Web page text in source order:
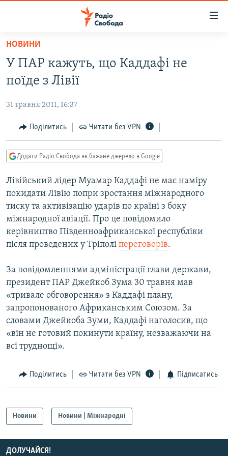
Перейти
основного
матеріалу
до
навігації
Перейти
до
ПОЛІТИКА
ЕКОНОМІКА
КУЛЬТУРА
СПОРТ
СВІТ
ВІЙНА
РОСІЙСЬКА «ФІЛЬТРАЦІЯ»
КРИМ.РЕАЛІЇ
ТИ ЯК?
СХЕМИ
КИТАЙ.ВИКЛИКИ
МУЛЬТИМЕДІА
СПЕЦПРОЄКТИ
ПОДКАСТИ
КРИМ РЕАЛІЇ
РУС
УКР
КТАТ
НОВИНИ
У ПАР кажуть, що Каддафі не
поїде з Лівії
31 травня 2011, 16:37
Поділитись Читати без VPN
Додати Радіо Свобода як бажане джерело в Google
Лівійський лідер Муамар Каддафі не має наміру
покидати Лівію попри зростання міжнародного
тиску та активізацію ударів по країні з боку
міжнародної авіації. Про це повідомило
керівництво Південноафриканської республіки
після проведених у Тріполі переговорів.
За повідомленнями адміністрації глави держави,
президент ПАР Джейкоб Зума 30 травня мав
«тривале обговорення» з Каддафі плану,
запропонованого Африканським Союзом. За
словами Джейкоба Зуми, Каддафі наголосив, що
«він не готовий покинути країну, незважаючи на
всі труднощі».
Поділитись Читати без VPN Підписатись
Новини Новини | Міжнародні
ДОЛУЧАЙСЯ!